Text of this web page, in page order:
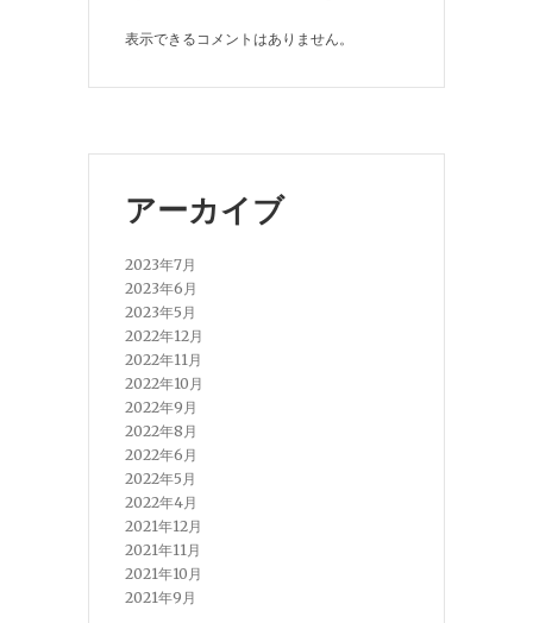
表示できるコメントはありません。
アーカイブ
2023年7月
2023年6月
2023年5月
2022年12月
2022年11月
2022年10月
2022年9月
2022年8月
2022年6月
2022年5月
2022年4月
2021年12月
2021年11月
2021年10月
2021年9月